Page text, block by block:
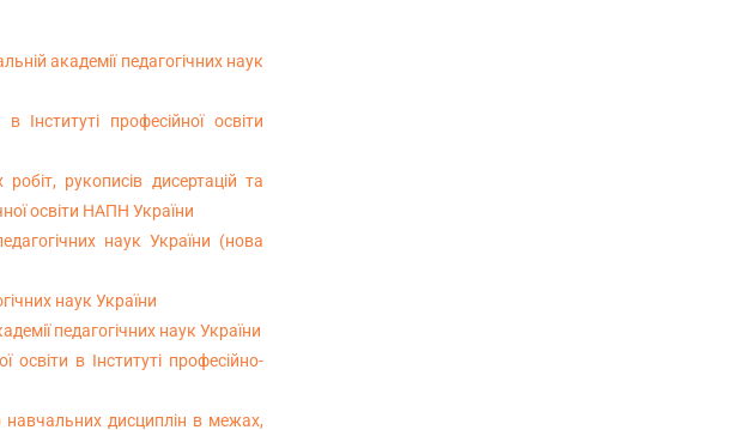
академії педагогічних наук
професійної освіти
рукописів дисертацій та
освіти НАПН України
наук України (нова
наук України
педагогічних наук України
в Інституті професійно-
навчальних дисциплін в межах,